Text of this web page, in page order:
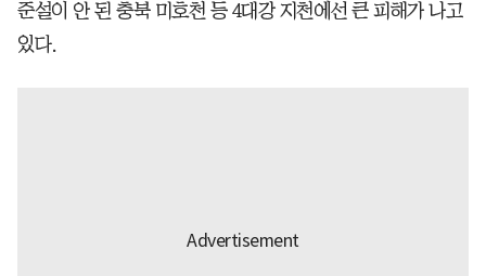
준설이 안 된 충북 미호천 등 4대강 지천에선 큰 피해가 나고
있다.